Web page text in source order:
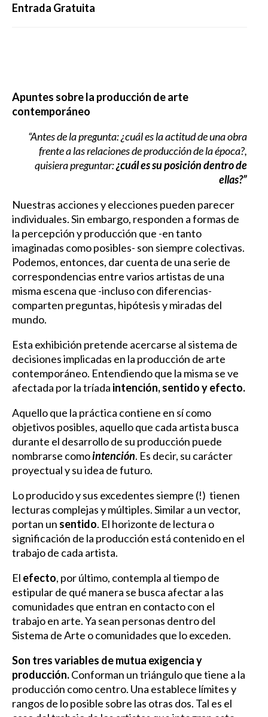
Entrada Gratuita
Apuntes sobre la producción de arte
contemporáneo
“Antes de la pregunta: ¿cuál es la actitud de una obra
frente a las relaciones deproducción de la época?,
quisiera preguntar:¿cuál es su posición dentro de
ellas?”
Nuestras acciones y elecciones pueden parecer
individuales. Sin embargo, responden a formas de
la percepción y producción que -en tanto
imaginadas como posibles- son siempre colectivas.
Podemos, entonces, dar cuenta de una serie de
correspondencias entre varios artistas de una
misma escena que -incluso con diferencias-
comparten preguntas, hipótesis y miradas del
mundo.
Esta exhibición pretende acercarse al sistema de
decisiones implicadas en la producción de arte
contemporáneo. Entendiendo que la misma se ve
afectada por la tríada intención, sentido y efecto.
Aquello que la práctica contiene en sí como
objetivos posibles, aquello que cada artista busca
durante el desarrollo de su producción puede
nombrarse comointención. Es decir, su carácter
proyectual y su idea de futuro.
Lo producido y sus excedentes siempre (!) tienen
lecturas complejas y múltiples. Similar a un vector,
portan un sentido. El horizonte de lectura o
significación de la producción está contenido en el
trabajo de cada artista.
El efecto, por último, contempla al tiempo de
estipular de qué manera se busca afectar a las
comunidades que entran en contacto con el
trabajo en arte. Ya sean personas dentro del
Sistema de Arte o comunidades que lo exceden.
Son tres variables de mutua exigencia y
producción.Conforman un triángulo que tiene a la
producción como centro. Una establece límites y
rangos de lo posible sobre las otras dos. Tal es el